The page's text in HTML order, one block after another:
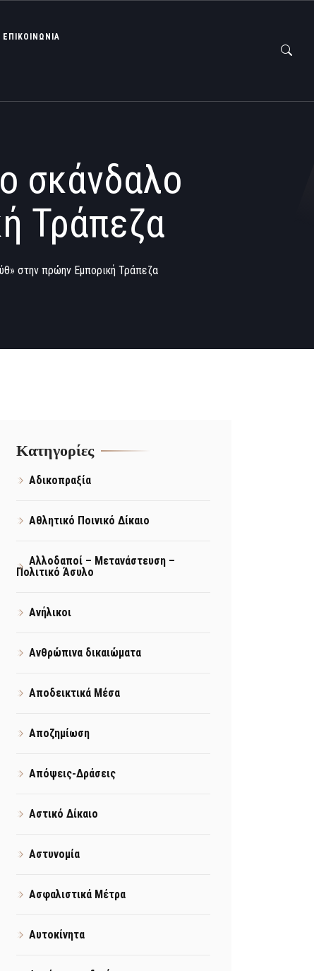
ΕΠΙΚΟΙΝΩΝΙΑ
σκάνδαλο
Τράπεζα
στην πρώην Εμπορική Τράπεζα
Kατηγορίες
Αδικοπραξία
Αθλητικό Ποινικό Δίκαιο
Αλλοδαποί – Μετανάστευση –
Πολιτικό Άσυλο
Ανήλικοι
Ανθρώπινα δικαιώματα
Αποδεικτικά Μέσα
Αποζημίωση
Απόψεις-Δράσεις
Αστικό Δίκαιο
Αστυνομία
Ασφαλιστικά Μέτρα
Αυτοκίνητα